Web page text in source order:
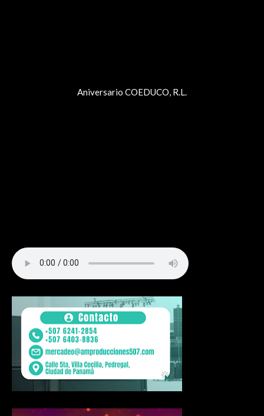
Aniversario COEDUCO, R.L.